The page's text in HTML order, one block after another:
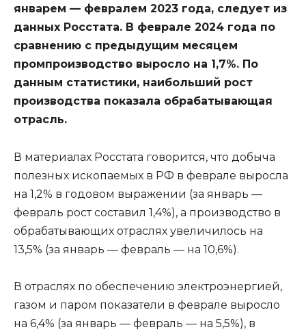
январем — февралем 2023 года, следует из
данных Росстата. В феврале 2024 года по
сравнению с предыдущим месяцем
промпроизводство выросло на 1,7%. По
данным статистики, наибольший рост
производства показала обрабатывающая
отрасль.
В материалах Росстата говорится, что добыча
полезных ископаемых в РФ в феврале выросла
на 1,2% в годовом выражении (за январь —
февраль рост составил 1,4%), а производство в
обрабатывающих отраслях увеличилось на
13,5% (за январь — февраль — на 10,6%).
В отраслях по обеспечению электроэнергией,
газом и паром показатели в феврале выросло
на 6,4% (за январь — февраль — на 5,5%), в